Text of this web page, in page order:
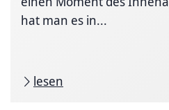
hat man es in...
lesen